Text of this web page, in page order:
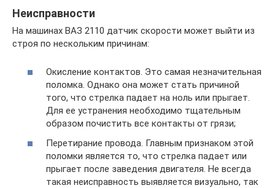
Неисправности
На машинах ВАЗ 2110 датчик скорости может выйти из
строя по нескольким причинам:
Окисление контактов. Это самая незначительная
поломка. Однако она может стать причиной
того, что стрелка падает на ноль или прыгает.
Для ее устранения необходимо тщательным
образом почистить все контакты от грязи;
Перетирание провода. Главным признаком этой
поломки является то, что стрелка падает или
прыгает после заведения двигателя. Не всегда
такая неисправность выявляется визуально, так